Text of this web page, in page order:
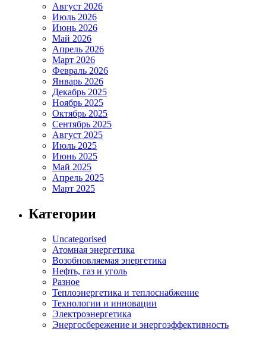
Август 2026
Июль 2026
Июнь 2026
Май 2026
Апрель 2026
Март 2026
Февраль 2026
Январь 2026
Декабрь 2025
Ноябрь 2025
Октябрь 2025
Сентябрь 2025
Август 2025
Июль 2025
Июнь 2025
Май 2025
Апрель 2025
Март 2025
Категории
Uncategorised
Атомная энергетика
Возобновляемая энергетика
Нефть, газ и уголь
Разное
Теплоэнергетика и теплоснабжение
Технологии и инновации
Электроэнергетика
Энергосбережение и энергоэффективность